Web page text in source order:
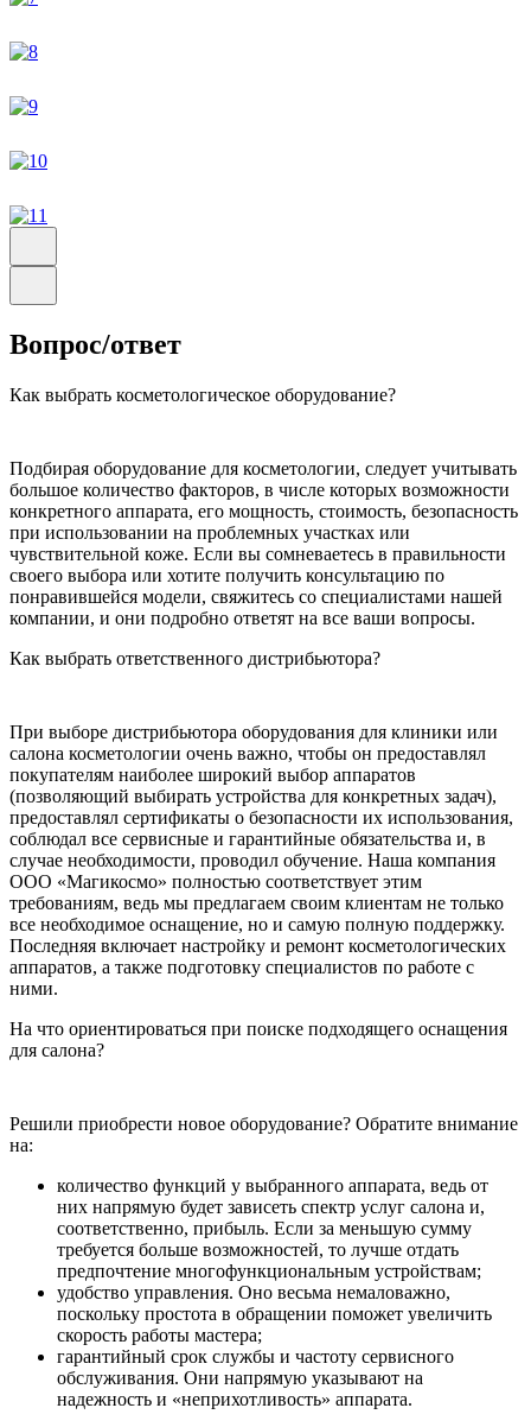
Вопрос/ответ
Как выбрать косметологическое оборудование?
Подбирая оборудование для косметологии, следует учитывать
большое количество факторов, в числе которых возможности
конкретного аппарата, его мощность, стоимость, безопасность
при использовании на проблемных участках или
чувствительной коже. Если вы сомневаетесь в правильности
своего выбора или хотите получить консультацию по
понравившейся модели, свяжитесь со специалистами нашей
компании, и они подробно ответят на все ваши вопросы.
Как выбрать ответственного дистрибьютора?
При выборе дистрибьютора оборудования для клиники или
салона косметологии очень важно, чтобы он предоставлял
покупателям наиболее широкий выбор аппаратов
(позволяющий выбирать устройства для конкретных задач),
предоставлял сертификаты о безопасности их использования,
соблюдал все сервисные и гарантийные обязательства и, в
случае необходимости, проводил обучение. Наша компания
ООО «Магикосмо» полностью соответствует этим
требованиям, ведь мы предлагаем своим клиентам не только
все необходимое оснащение, но и самую полную поддержку.
Последняя включает настройку и ремонт косметологических
аппаратов, а также подготовку специалистов по работе с
ними.
На что ориентироваться при поиске подходящего оснащения
для салона?
Решили приобрести новое оборудование? Обратите внимание
на:
количество функций у выбранного аппарата, ведь от
них напрямую будет зависеть спектр услуг салона и,
соответственно, прибыль. Если за меньшую сумму
требуется больше возможностей, то лучше отдать
предпочтение многофункциональным устройствам;
удобство управления. Оно весьма немаловажно,
поскольку простота в обращении поможет увеличить
скорость работы мастера;
гарантийный срок службы и частоту сервисного
обслуживания. Они напрямую указывают на
надежность и «неприхотливость» аппарата.